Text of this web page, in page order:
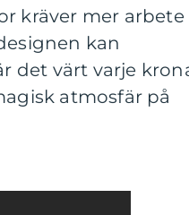
kräver mer arbete
kan
det värt varje
atmosfär på